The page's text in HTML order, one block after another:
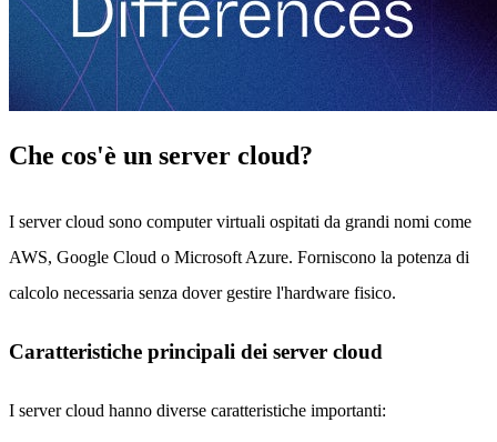
Che cos'è un server cloud?
I server cloud sono computer virtuali ospitati da grandi nomi come
AWS, Google Cloud o Microsoft Azure. Forniscono la potenza di
calcolo necessaria senza dover gestire l'hardware fisico.
Caratteristiche principali dei server cloud
I server cloud hanno diverse caratteristiche importanti: